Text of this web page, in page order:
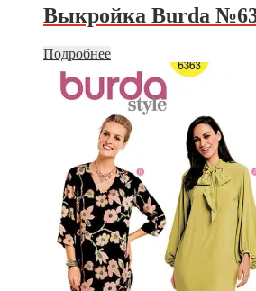
Выкройка Burda
Подробнее